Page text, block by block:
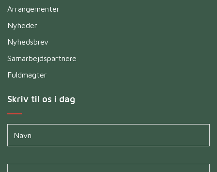
Arrangementer
Nyheder
Nyhedsbrev
Samarbejdspartnere
Fuldmagter
Skriv til os i dag
Navn*
Untitled*